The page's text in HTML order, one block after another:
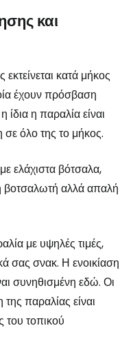
και
κατά μήκος
έχουν πρόσβαση
ίδια η παραλία είναι
όλο της το μήκος.
ελάχιστα βότσαλα,
βοτσαλωτή αλλά απαλή
με υψηλές τιμές,
σας σνακ. Η ενοικίαση
συνηθισμένη εδώ. Οι
παραλίας είναι
του τοπικού